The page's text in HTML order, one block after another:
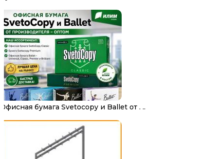
Офисная бумага Svetocopy и Ballet от . ..